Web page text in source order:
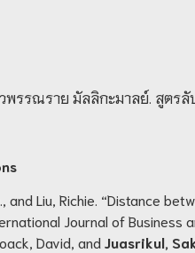
รรณราย มัลลิกะมาลย์. สูตร
and Liu, Richie. “Distance
Journal of Business
David, and Juasrikul,